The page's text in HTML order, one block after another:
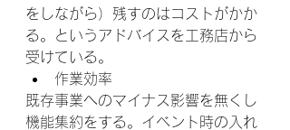
をしながら）残すのはコストがかか
る。というアドバイスを工務店から
受けている。
作業効率
既存事業へのマイナス影響を無くし
機能集約をする。イベント時の入れ